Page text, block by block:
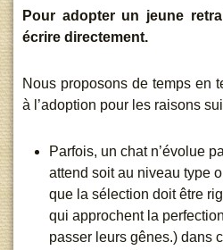
Pour adopter un jeune
écrire directement.
Nous proposons de temps en
à l’adoption pour les raisons
Parfois, un chat n’évolue
attend soit au niveau type
que la sélection doit être
qui approchent la
passer leurs gênes.) dans